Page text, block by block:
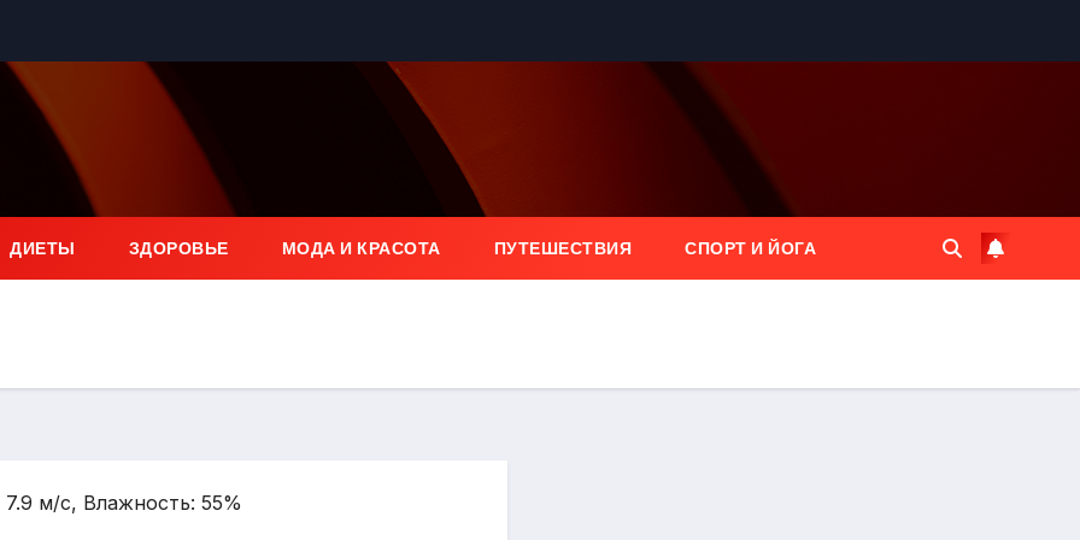
ДИЕТЫ ЗДОРОВЬЕ МОДА И КРАСОТА ПУТЕШЕСТВИЯ СПОРТ И ЙОГА
м/с, Влажность: 55%